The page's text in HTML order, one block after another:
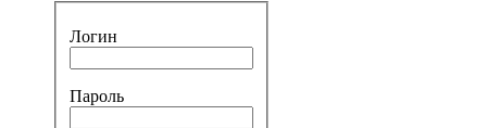
Логин
Пароль